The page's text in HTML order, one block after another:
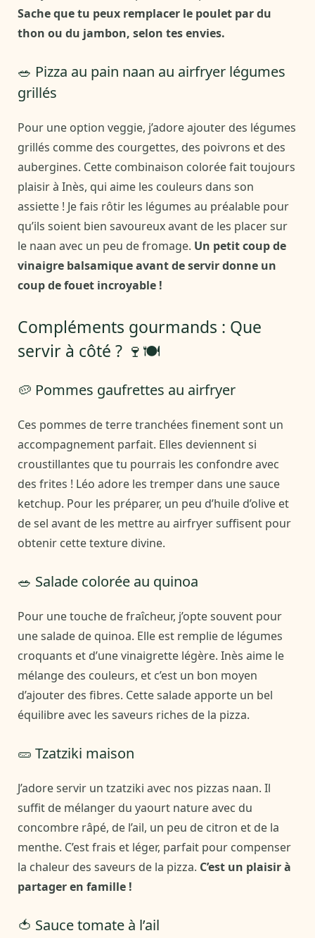
Sache que tu peux remplacer le poulet par du
thon ou du jambon, selon tes envies.
🥗 Pizza au pain naan au airfryer légumes
grillés
Pour une option veggie, j’adore ajouter des légumes
grillés comme des courgettes, des poivrons et des
aubergines. Cette combinaison colorée fait toujours
plaisir à Inès, qui aime les couleurs dans son
assiette ! Je fais rôtir les légumes au préalable pour
qu’ils soient bien savoureux avant de les placer sur
le naan avec un peu de fromage. Un petit coup de
vinaigre balsamique avant de servir donne un
coup de fouet incroyable !
Compléments gourmands : Que
servir à côté ? 🍷🍽️
🥔 Pommes gaufrettes au airfryer
Ces pommes de terre tranchées finement sont un
accompagnement parfait. Elles deviennent si
croustillantes que tu pourrais les confondre avec
des frites ! Léo adore les tremper dans une sauce
ketchup. Pour les préparer, un peu d’huile d’olive et
de sel avant de les mettre au airfryer suffisent pour
obtenir cette texture divine.
🥗 Salade colorée au quinoa
Pour une touche de fraîcheur, j’opte souvent pour
une salade de quinoa. Elle est remplie de légumes
croquants et d’une vinaigrette légère. Inès aime le
mélange des couleurs, et c’est un bon moyen
d’ajouter des fibres. Cette salade apporte un bel
équilibre avec les saveurs riches de la pizza.
🥒 Tzatziki maison
J’adore servir un tzatziki avec nos pizzas naan. Il
suffit de mélanger du yaourt nature avec du
concombre râpé, de l’ail, un peu de citron et de la
menthe. C’est frais et léger, parfait pour compenser
la chaleur des saveurs de la pizza. C’est un plaisir à
partager en famille !
🍅 Sauce tomate à l’ail